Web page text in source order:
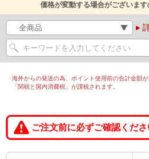
価格が変動する場合がございます
海外からの発送の為、ポイント使用前の合計金額
「関税と国内消費税」が課税されます。
ご注文前に必ずご確認くださ